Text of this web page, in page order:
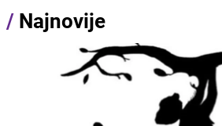
/ Najnovije